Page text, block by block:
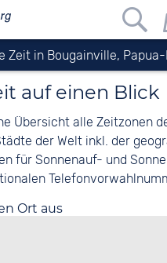
Zeit in Bougainville,
auf einen Blick
Übersicht alle Zeitzonen
der Welt inkl. der
für Sonnenauf- und
Ort aus